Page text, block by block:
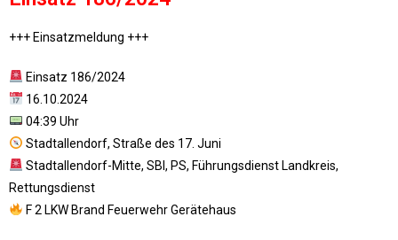
+++ Einsatzmeldung +++
Einsatz 186/2024
16.10.2024
04:39 Uhr
Stadtallendorf, Straße des 17. Juni
Stadtallendorf-Mitte, SBI, PS, Führungsdienst Landkreis,
Rettungsdienst
F 2 LKW Brand Feuerwehr Gerätehaus